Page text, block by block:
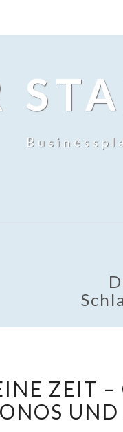
ZEIT
–
ZEIT –